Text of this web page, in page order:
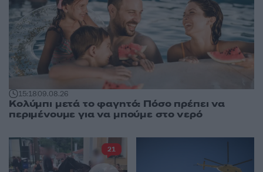
15:1809.08.26
Κολύμπι μετά το φαγητό: Πόσο πρέπει να
περιμένουμε για να μπούμε στο νερό
21